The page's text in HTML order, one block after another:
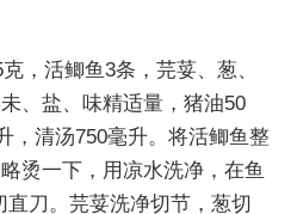
，活鲫鱼3条，芫荽、葱、
、盐、味精适量，猪油50
，清汤750毫升。将活鲫鱼整
烫一下，用凉水洗净，在鱼
刀。芫荽洗净切节，葱切